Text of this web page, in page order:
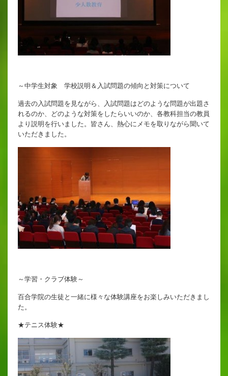
～中学生対象 学校説明＆入試問題の傾向と対策について
過去の入試問題を見ながら、入試問題はどのような問題が出題さ
れるのか、どのような対策をしたらいいのか、各教科担当の教員
より説明を行いました。皆さん、熱心にメモを取りながら聞いて
いただきました。
～学習・クラブ体験～
百合学院の生徒と一緒に様々な体験講座をお楽しみいただきまし
た。
★テニス体験★